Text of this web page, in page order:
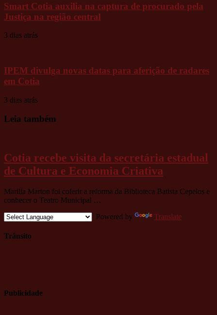
Smart Cotia auxilia na captura de procurado pela
Justiça na região central
3 dias atrás
IPEM divulga novas datas para aferição de radares
em Cotia
3 dias atrás
Leia também
Cotia recebe visita da secretária estadual
de Cultura e Economia Criativa
Marilia Marton foi coferir a reforma da Biblioteca Batista Cepelos e
conhecer o Teatro Municipal …
Powered by
Translate
Trânsito
Publicidade